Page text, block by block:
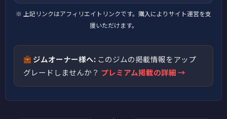
※ 上記リンクはアフィリエイトリンクです。購入によりサイト運営を支
援いただけます。
ジムオーナー様へ: このジムの掲載情報をアップ
グレードしませんか？ プレミアム掲載の詳細 →